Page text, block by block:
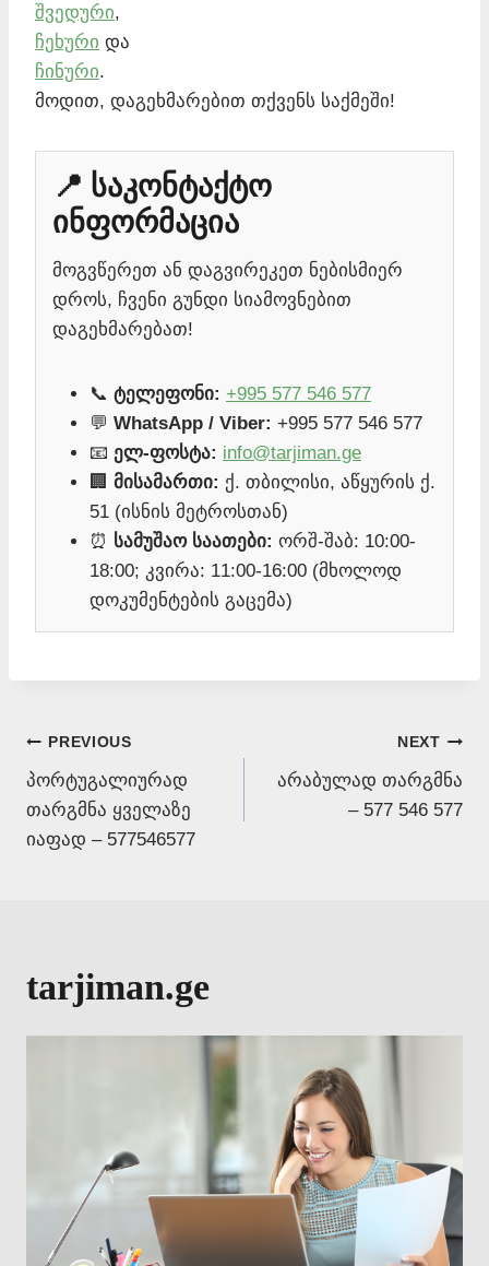
შვედური,
ჩეხური და
ჩინური.
მოდით, დაგეხმარებით თქვენს საქმეში!
📍 საკონტაქტო
ინფორმაცია
მოგვწერეთ ან დაგვირეკეთ ნებისმიერ
დროს, ჩვენი გუნდი სიამოვნებით
დაგეხმარებათ!
📞 ტელეფონი: +995 577 546 577
💬 WhatsApp / Viber: +995 577 546 577
📧 ელ-ფოსტა: info@tarjiman.ge
🏢 მისამართი: ქ. თბილისი, აწყურის ქ.
51 (ისნის მეტროსთან)
⏰ სამუშაო საათები: ორშ-შაბ: 10:00-
18:00; კვირა: 11:00-16:00 (მხოლოდ
დოკუმენტების გაცემა)
Post
navigation
PREVIOUS
პორტუგალიურად
თარგმნა ყველაზე
იაფად – 577546577
NEXT
არაბულად თარგმნა
– 577 546 577
tarjiman.ge